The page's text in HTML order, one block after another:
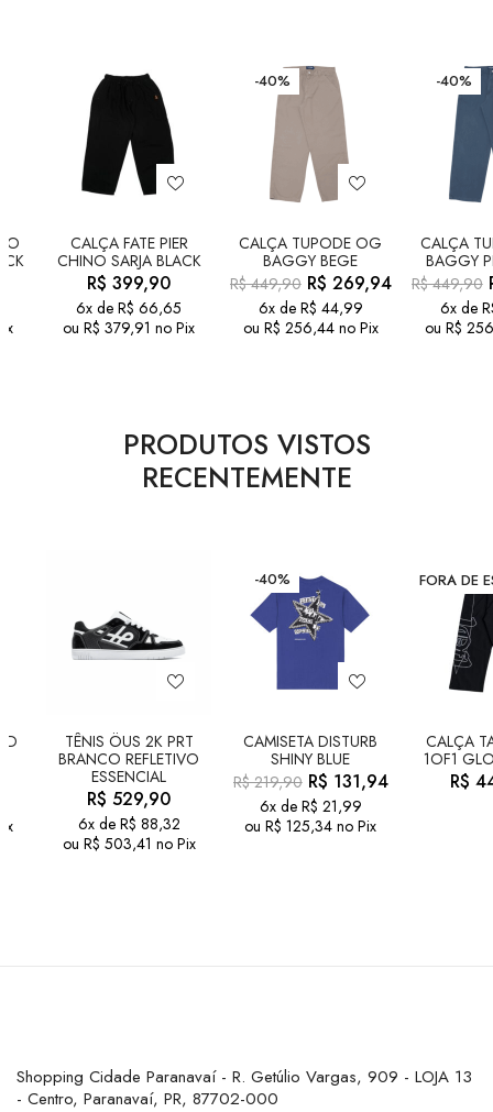
CALÇA FATE PIER
CHINO SARJA BLACK
R$ 399,90
6x de R$ 66,65
ou R$ 379,91 no Pix
-40%
CALÇA TUPODE OG
BAGGY BEGE
R$449,90 R$ 269,94
6x de R$ 44,99
ou R$ 256,44 no Pix
-40%
CALÇA
BAGGY
R$449,90
6x de
ou R$
PRODUTOS VISTOS
RECENTEMENTE
TÊNIS ÖUS 2K PRT
BRANCO REFLETIVO
ESSENCIAL
R$ 529,90
6x de R$ 88,32
ou R$ 503,41 no Pix
-40%
CAMISETA DISTURB
SHINY BLUE
R$219,90 R$ 131,94
6x de R$ 21,99
ou R$ 125,34 no Pix
FORA DE
CALÇA
1OF1
R$
Shopping Cidade Paranavaí - R. Getúlio Vargas, 909 - LOJA 13
- Centro, Paranavaí, PR, 87702-000